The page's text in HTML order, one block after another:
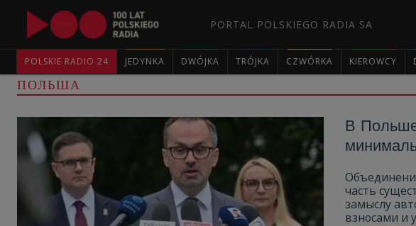
PORTAL POLSKIEGO RADIA SA
POLSKIE RADIO 24 JEDYNKA DWÓJKA TRÓJKA CZWÓRKA KIEROWCY
ПОЛЬША
В
часть
замыслу
взносами и